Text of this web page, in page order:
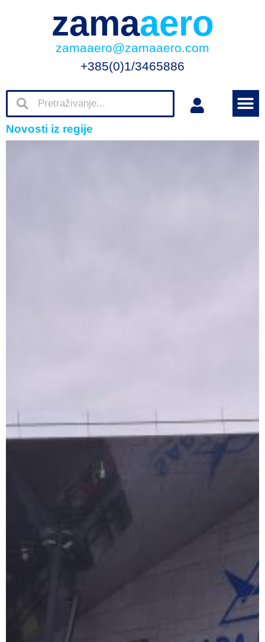
zamaaero
zamaaero@zamaaero.com
+385(0)1/3465886
Novosti iz regije